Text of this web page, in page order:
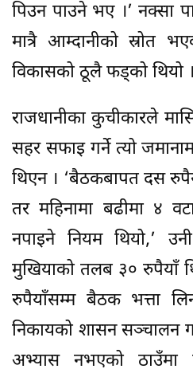
पिउन पाउने भए ।’ नक्सा
मात्रै आम्दानीको स्रोत
विकासको ठूलै फड्को थियो ।
राजधानीका कुचीकारले
सहर सफाइ गर्ने त्यो
थिएन । ‘बैठकबापत दस
तर महिनामा बढीमा ४
नपाइने नियम थियो,’
मुखियाको तलब ३० रुपैयाँ
रुपैयाँसम्म बैठक भत्ता
निकायको शासन सञ्चालन
अभ्यास नभएको ठाउँमा